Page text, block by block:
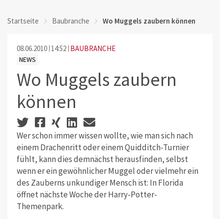
Startseite Baubranche Wo Muggels zaubern können
08.06.2010 14:52 BAUBRANCHE
NEWS
Wo Muggels zaubern
können
Wer schon immer wissen wollte, wie man sich nach
einem Drachenritt oder einem Quidditch-Turnier
fühlt, kann dies demnächst herausfinden, selbst
wenn er ein gewöhnlicher Muggel oder vielmehr ein
des Zauberns unkundiger Mensch ist: In Florida
öffnet nächste Woche der Harry-Potter-
Themenpark.